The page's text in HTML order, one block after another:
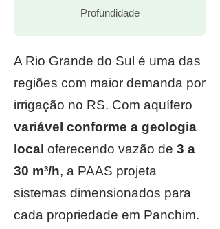
Profundidade
A Rio Grande do Sul é uma das
regiões com maior demanda por
irrigação no RS. Com aquífero
variável conforme a geologia
local oferecendo vazão de 3 a
30 m³/h, a PAAS projeta
sistemas dimensionados para
cada propriedade em Panchim.